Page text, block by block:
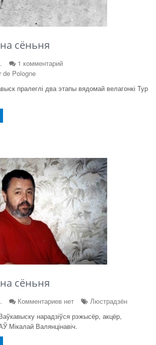
сёньня
1 комментарий
de Pologne
пралеглі два этапы вядомай велагонкі Тур
сёньня
Комментариев нет
Люстрадзён
нарадзіўся рэжысёр, акцёр,
Мікалай Валянцінавіч.